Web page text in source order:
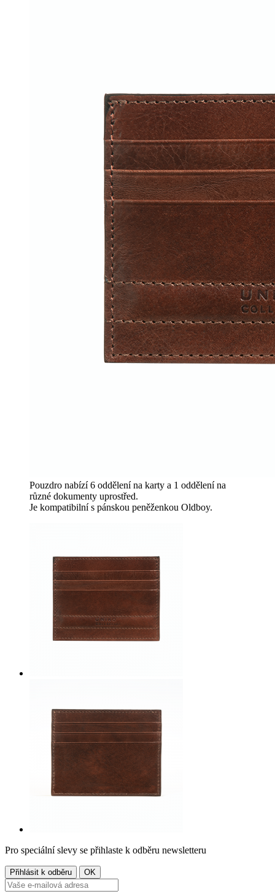
Pouzdro nabízí 6 oddělení na karty a 1 oddělení na
různé dokumenty uprostřed.
Je kompatibilní s pánskou peněženkou Oldboy.
Pro speciální slevy se přihlaste k odběru newsletteru